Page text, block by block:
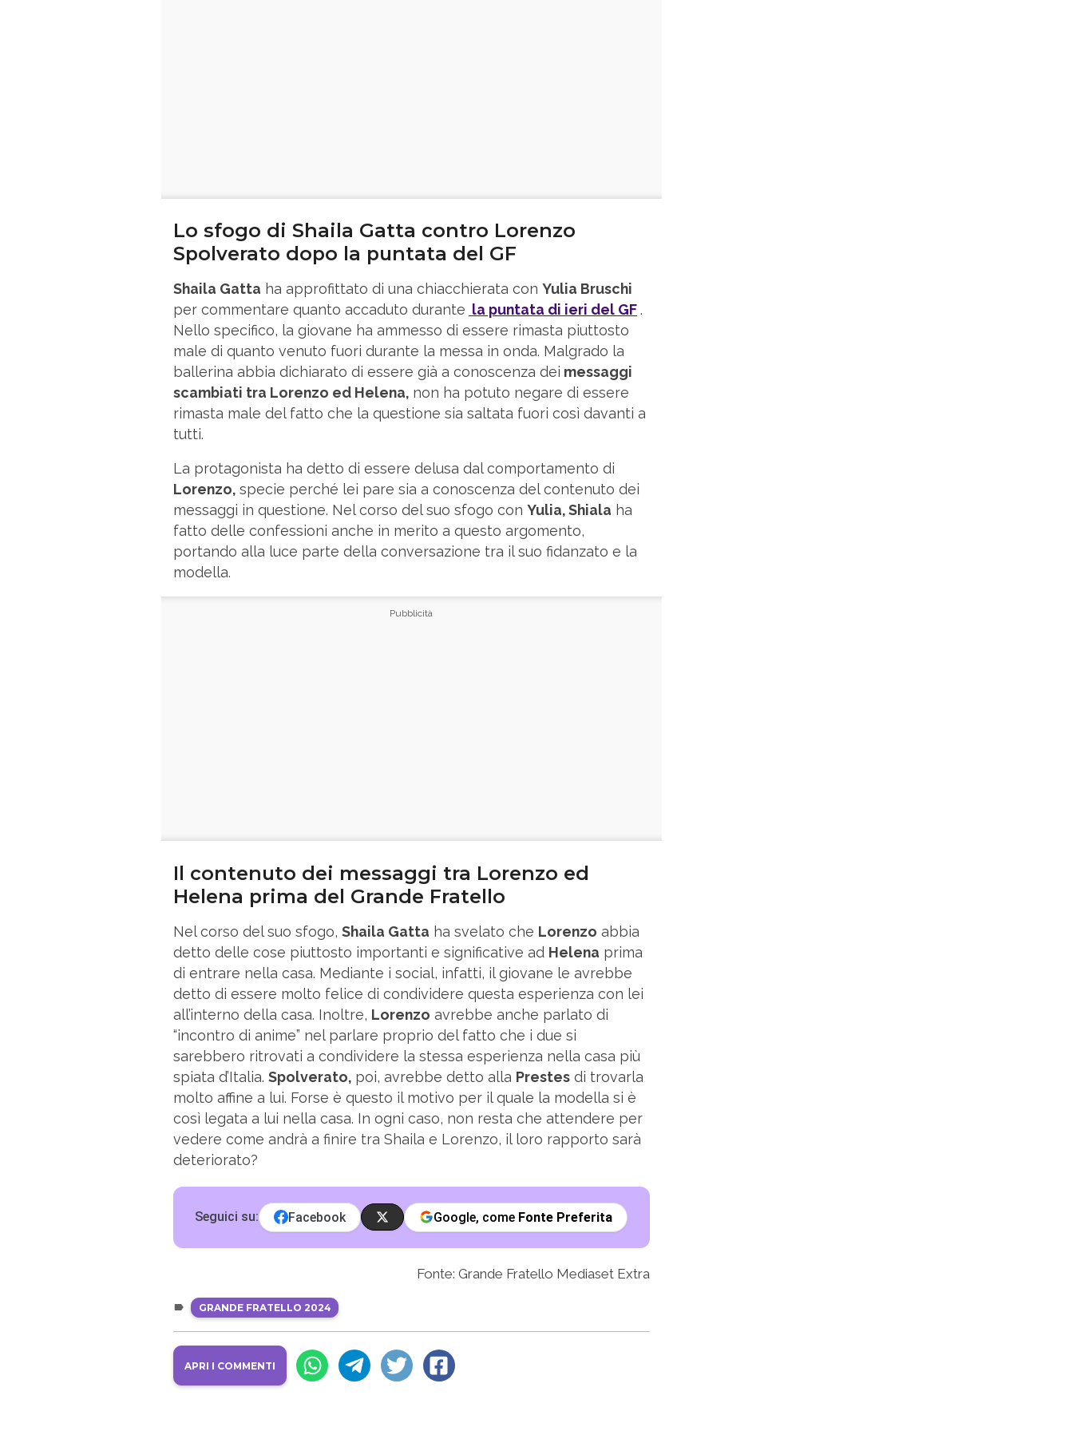
Lo sfogo di Shaila Gatta contro Lorenzo
Spolverato dopo la puntata del GF
Shaila Gatta ha approfittato di una chiacchierata con Yulia Bruschi
per commentare quanto accaduto durante la puntata di ieri del GF.
Nello specifico, la giovane ha ammesso di essere rimasta piuttosto
male di quanto venuto fuori durante la messa in onda. Malgrado la
ballerina abbia dichiarato di essere già a conoscenza dei messaggi
scambiati tra Lorenzo ed Helena, non ha potuto negare di essere
rimasta male del fatto che la questione sia saltata fuori così davanti a
tutti.
La protagonista ha detto di essere delusa dal comportamento di
Lorenzo, specie perché lei pare sia a conoscenza del contenuto dei
messaggi in questione. Nel corso del suo sfogo con Yulia, Shiala ha
fatto delle confessioni anche in merito a questo argomento,
portando alla luce parte della conversazione tra il suo fidanzato e la
modella.
Il contenuto dei messaggi tra Lorenzo ed
Helena prima del Grande Fratello
Nel corso del suo sfogo, Shaila Gatta ha svelato che Lorenzo abbia
detto delle cose piuttosto importanti e significative ad Helena prima
di entrare nella casa. Mediante i social, infatti, il giovane le avrebbe
detto di essere molto felice di condividere questa esperienza con lei
all’interno della casa. Inoltre, Lorenzo avrebbe anche parlato di
“incontro di anime” nel parlare proprio del fatto che i due si
sarebbero ritrovati a condividere la stessa esperienza nella casa più
spiata d’Italia. Spolverato, poi, avrebbe detto alla Prestes di trovarla
molto affine a lui. Forse è questo il motivo per il quale la modella si è
così legata a lui nella casa. In ogni caso, non resta che attendere per
vedere come andrà a finire tra Shaila e Lorenzo, il loro rapporto sarà
deteriorato?
Seguici su: Facebook Google, come Fonte Preferita
Fonte: Grande Fratello Mediaset Extra
GRANDE FRATELLO 2024
APRI I COMMENTI